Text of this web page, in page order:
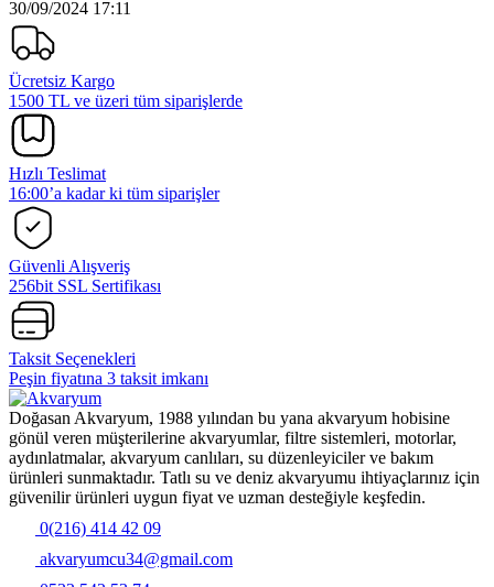
30/09/2024 17:11
Ücretsiz Kargo
1500 TL ve üzeri tüm siparişlerde
Hızlı Teslimat
16:00’a kadar ki tüm siparişler
Güvenli Alışveriş
256bit SSL Sertifikası
Taksit Seçenekleri
Peşin fiyatına 3 taksit imkanı
Doğasan Akvaryum, 1988 yılından bu yana akvaryum hobisine
gönül veren müşterilerine akvaryumlar, filtre sistemleri, motorlar,
aydınlatmalar, akvaryum canlıları, su düzenleyiciler ve bakım
ürünleri sunmaktadır. Tatlı su ve deniz akvaryumu ihtiyaçlarınız için
güvenilir ürünleri uygun fiyat ve uzman desteğiyle keşfedin.
0(216) 414 42 09
akvaryumcu34@gmail.com